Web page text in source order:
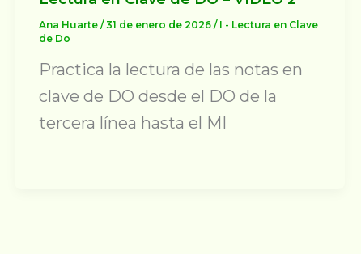
Ana Huarte /31 de enero de 2026 / I - Lectura en Clave
de Do
Practica la lectura de las notas en
clave de DO desde el DO de la
tercera línea hasta el MI